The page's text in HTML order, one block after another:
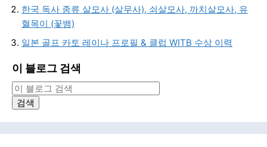
한국 독사 종류 살모사 (살무사), 쇠살모사, 까치살모사, 유
혈목이 (꽃뱀)
일본 골프 카토 레이나 프로필 & 클럽 WITB 수상 이력
이 블로그 검색